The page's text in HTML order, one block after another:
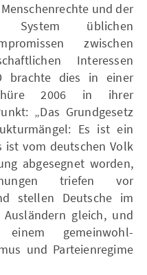
und der
System üblichen
zwischen
Interessen
brachte dies in einer
2006 in ihrer
„Das Grundgesetz
Es ist ein
ist vom deutschen Volk
abgesegnet worden,
triefen vor
stellen Deutsche im
gleich, und
gemeinwohl-
und Parteienregime